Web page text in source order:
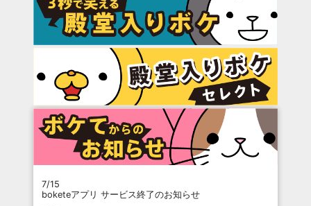
7/15
boketeアプリ サービス終了のお知らせ